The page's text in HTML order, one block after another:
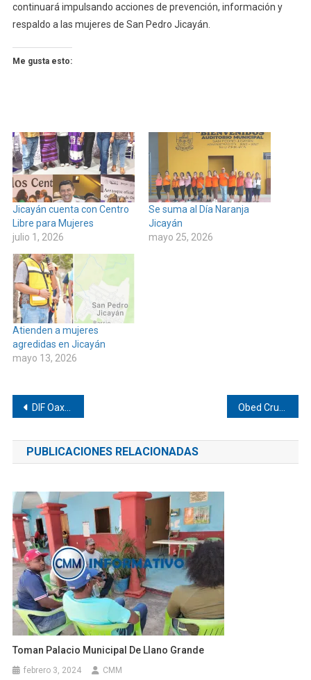
continuará impulsando acciones de prevención, información y
respaldo a las mujeres de San Pedro Jicayán.
Me gusta esto:
Jicayán cuenta con Centro
Libre para Mujeres
julio 1, 2026
Se suma al Día Naranja
Jicayán
mayo 25, 2026
Atienden a mujeres
agredidas en Jicayán
mayo 13, 2026
Navegación
de
entradas
DIF Oaxaca entrega 41 prótesis oculares Obed Cruz participa en foro de movilidad en Oaxaca
PUBLICACIONES RELACIONADAS
Toman Palacio Municipal De Llano Grande
febrero 3, 2024 CMM